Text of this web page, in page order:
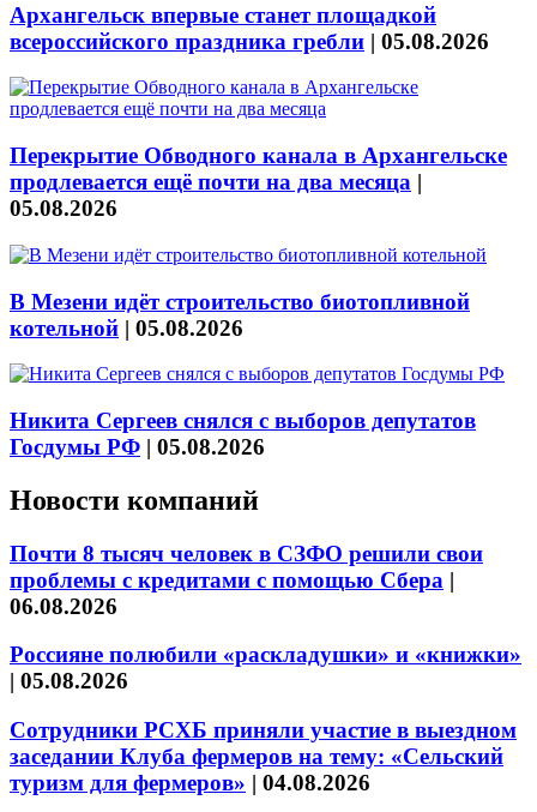
Архангельск впервые станет площадкой
всероссийского праздника гребли | 05.08.2026
Перекрытие Обводного канала в Архангельске
продлевается ещё почти на два месяца |
05.08.2026
В Мезени идёт строительство биотопливной
котельной | 05.08.2026
Никита Сергеев снялся с выборов депутатов
Госдумы РФ | 05.08.2026
Новости компаний
Почти 8 тысяч человек в СЗФО решили свои
проблемы с кредитами с помощью Сбера |
06.08.2026
Россияне полюбили «раскладушки» и «книжки»
| 05.08.2026
Сотрудники РСХБ приняли участие в выездном
заседании Клуба фермеров на тему: «Сельский
туризм для фермеров» | 04.08.2026